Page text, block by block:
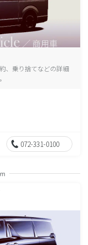
、乗り捨てなどの詳細
072-331-0100